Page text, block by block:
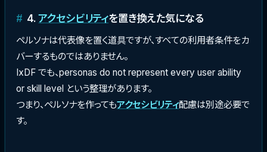
4.アクセシビリティを置き換えた気になる
ペルソナは代表像を置く道具ですが、すべての利用者条件をカ
バーするものではありません。
IxDF でも、personas do not represent every user ability
or skill level という整理があります。
つまり、ペルソナを作ってもアクセシビリティ配慮は別途必要で
す。